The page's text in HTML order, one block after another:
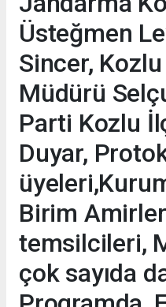
Üsteğmen
Sincer,
Müdürü
Parti Kozlu
Duyar,
Birim
temsilcileri,
çok sayıda